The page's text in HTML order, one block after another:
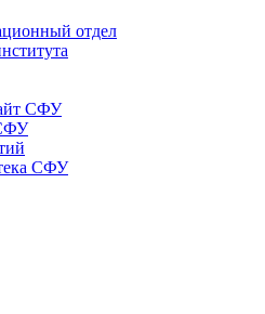
отдел
СФУ
СФУ